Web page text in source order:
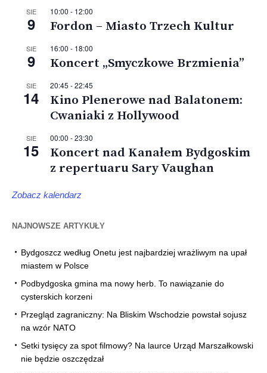
SIE
9
10:00 - 12:00
Fordon – Miasto Trzech Kultur
SIE
9
16:00 - 18:00
Koncert „Smyczkowe Brzmienia”
SIE
14
20:45 -22:45
Kino Plenerowe nad Balatonem:
Cwaniaki z Hollywood
SIE
15
00:00 -23:30
Koncert nad Kanałem Bydgoskim
z repertuaru Sary Vaughan
Zobacz kalendarz
NAJNOWSZE ARTYKUŁY
Bydgoszcz według Onetu jest najbardziej wrażliwym na upał
miastem w Polsce
Podbydgoska gmina ma nowy herb. To nawiązanie do
cysterskich korzeni
Przegląd zagraniczny: Na Bliskim Wschodzie powstał sojusz
na wzór NATO
Setki tysięcy za spot filmowy? Na laurce Urząd Marszałkowski
nie będzie oszczędzał